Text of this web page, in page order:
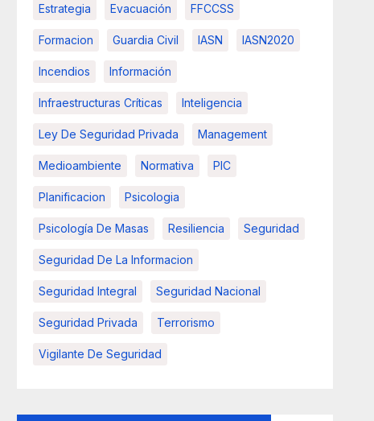
Estrategia Evacuación FFCCSS
Formacion Guardia Civil IASN IASN2020
Incendios Información
Infraestructuras Críticas Inteligencia
Ley De Seguridad Privada Management
Medioambiente Normativa PIC
Planificacion Psicologia
Psicología De Masas Resiliencia Seguridad
Seguridad De La Informacion
Seguridad Integral Seguridad Nacional
Seguridad Privada Terrorismo
Vigilante De Seguridad